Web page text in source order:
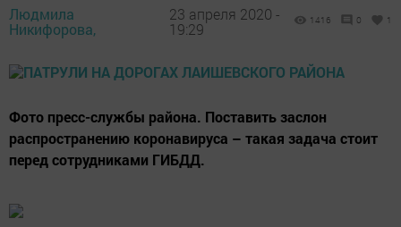
Людмила
Никифорова,
23 апреля 2020 -
19:29
1416 0 1
Фото пресс-службы района. Поставить заслон
распространению коронавируса – такая задача стоит
перед сотрудниками ГИБДД.